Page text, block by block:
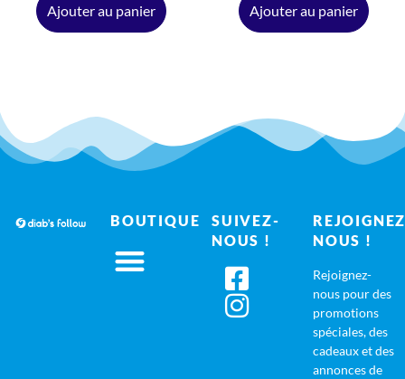
Ajouter au panier Ajouter au panier
BOUTIQUE
SUIVEZ-
NOUS !
NOUS !
Rejoignez-
nous pour des
promotions
spéciales, des
cadeaux et des
annonces de